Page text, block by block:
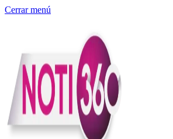
Cerrar menú